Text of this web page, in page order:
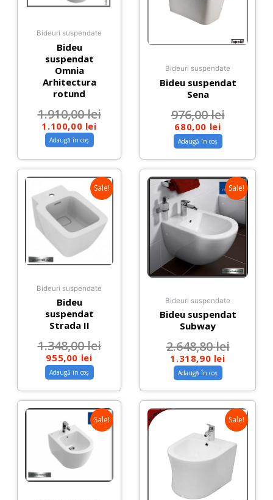
Bideuri suspendate
Bideu
suspendat
Omnia
Arhitectura
rotund
1.910,00lei
1.100,00 lei
Adaugă în coș
Bideuri suspendate
Bideu suspendat
Sena
976,00lei
680,00 lei
Adaugă în coș
Sale!
Bideuri suspendate
Bideu
suspendat
Strada II
1.348,00lei
955,00 lei
Adaugă în coș
Sale!
Bideuri suspendate
Bideu suspendat
Subway
2.648,80lei
1.318,90 lei
Adaugă în coș
Sale! Sale!